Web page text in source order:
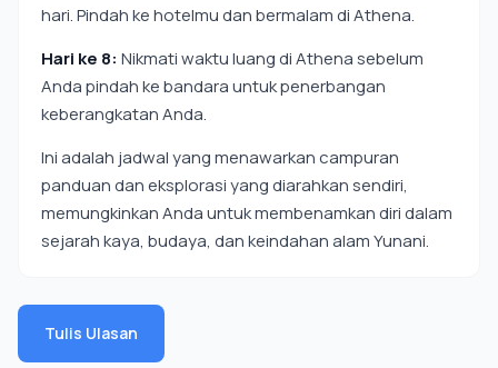
hari. Pindah ke hotelmu dan bermalam di Athena.
Hari ke 8: Nikmati waktu luang di Athena sebelum
Anda pindah ke bandara untuk penerbangan
keberangkatan Anda.
Ini adalah jadwal yang menawarkan campuran
panduan dan eksplorasi yang diarahkan sendiri,
memungkinkan Anda untuk membenamkan diri dalam
sejarah kaya, budaya, dan keindahan alam Yunani.
Tulis Ulasan